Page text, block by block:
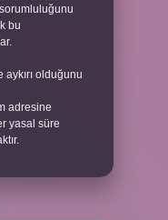
bu
olduğunu
adresine
yasal süre